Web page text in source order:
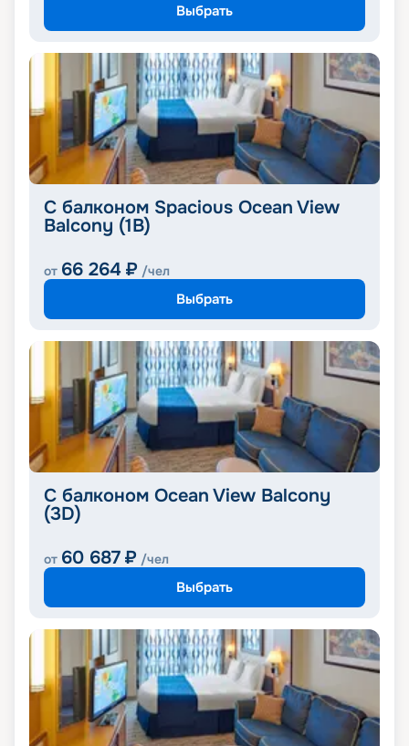
Выбрать
С балконом Spacious Ocean View
Balcony (1B)
от 66 264 ₽ /чел
Выбрать
С балконом Ocean View Balcony
(3D)
от 60 687 ₽ /чел
Выбрать